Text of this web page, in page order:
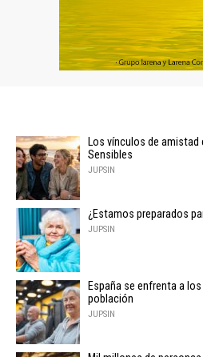
Los vínculos de
Sensibles
JUPSIN
¿Estamos preparados
JUPSIN
España se enfrenta a
población
JUPSIN